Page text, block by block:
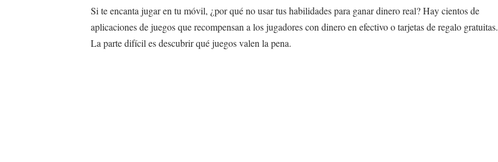
Si te encanta jugar en tu móvil, ¿por qué no usar tus habilidades para ganar dinero real? Hay cientos de
aplicaciones de juegos que recompensan a los jugadores con dinero en efectivo o tarjetas de regalo gratuitas.
La parte difícil es descubrir qué juegos valen la pena.